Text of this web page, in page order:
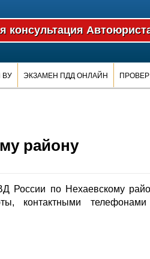
ВУ ЭКЗАМЕН ПДД ОНЛАЙН
району
России по Нехаевскому
контактными